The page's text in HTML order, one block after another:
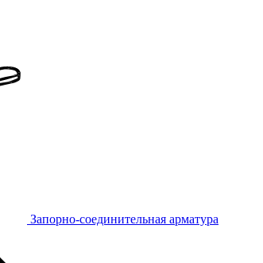
Запорно-соединительная арматура